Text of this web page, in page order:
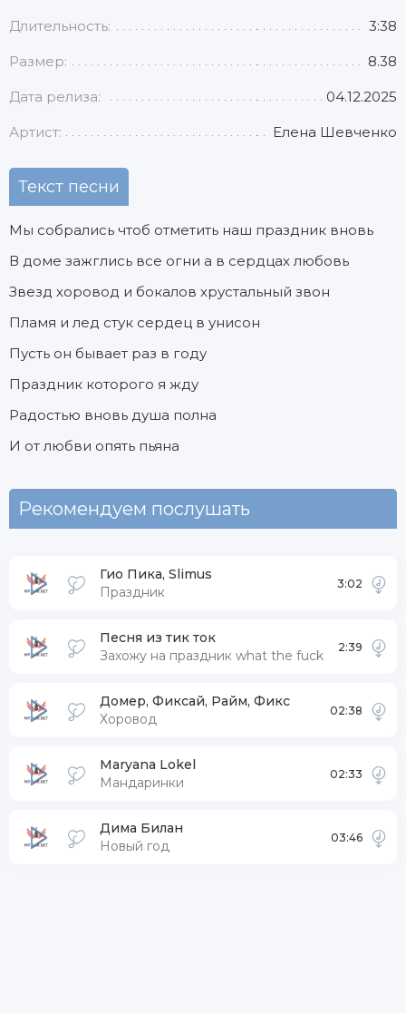
Длительность: 3:38
Размер: 8.38
Дата релиза: 04.12.2025
Артист: Елена Шевченко
Текст песни
Мы собрались чтоб отметить наш праздник вновь
В доме зажглись все огни а в сердцах любовь
Звезд хоровод и бокалов хрустальный звон
Пламя и лед стук сердец в унисон
Пусть он бывает раз в году
Праздник которого я жду
Радостью вновь душа полна
И от любви опять пьяна
Рекомендуем послушать
Гио Пика, Slimus
Праздник
3:02
Песня из тик ток
Захожу на праздник what the fuck
2:39
Домер, Фиксай, Райм, Фикс
Хоровод
02:38
Maryana Lokel
Мандаринки
02:33
Дима Билан
Новый год
03:46